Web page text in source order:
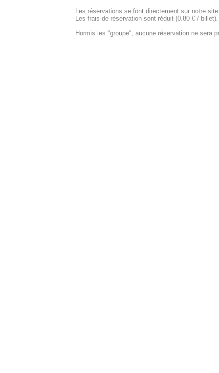
Les réservations se font directement sur notre
Les frais de réservation sont réduit (0.80 € / billet).
Hormis les "groupe", aucune réservation ne sera